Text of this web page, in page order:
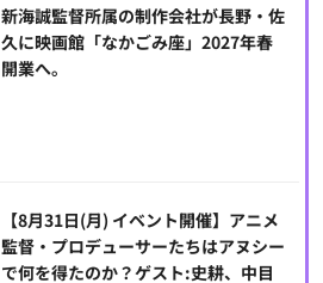
新海誠監督所属の制作会社が長野・佐
久に映画館「なかごみ座」2027年春
開業へ。
【8月31日(月) イベント開催】アニメ
監督・プロデューサーたちはアヌシー
で何を得たのか？ゲスト:史耕、中目